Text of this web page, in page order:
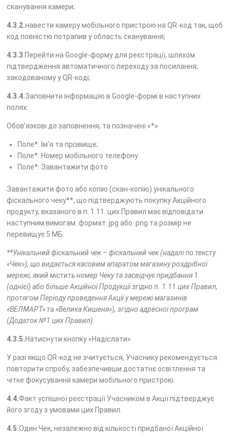
сканування камери;
4.3.2.навести камеру мобільного пристрою на QR-код так, щоб
код повністю потрапив у область сканування;
4.3.3 .Перейти на Google-форму для реєстрації, шляхом
підтвердження автоматичного переходу за посилання,
закодованому у QR-коді;
4.3.4.Заповнити інформацію в Google-формі в наступних
полях:
Обов’язкові до заповнення, та позначені «*»
Поле*: Ім’я та прізвище;
Поле*: Номер мобільного телефону
Поле*: Завантажити фото
Завантажити фото або копію (скан-копію) унікального
фіскального чеку**, що підтверджують покупку Акційного
продукту, вказаного в п. 1.11. цих Правил має відповідати
наступним вимогам: формат .jpg або .png та розмір не
перевищує 5 МБ.
**Унікальний фіскальний чек – фіскальний чек (надалі по тексту
«Чек»), що видається касовим апаратом магазину роздрібної
мережі, який містить номер Чеку та засвідчує придбання 1
(однієї) або більше Акційної Продукції згідно п. 1.11 цих Правил,
протягом Періоду проведення Акції у мережі магазинів
«ВЕЛМАРТ» та «Велика Кишеня»), згідно адресної програм
(Додаток №1 цих Правил).
4.3.5.Натиснути кнопку «Надіслати»
У разі якщо QR-код не зчитується, Учаснику рекомендується
повторити спробу, забезпечивши достатнє освітлення та
чітке фокусування камери мобільного пристрою.
4.4.Факт успішної реєстрації Учасником в Акції підтверджує
його згоду з умовами цих Правил.
4.5.Один Чек, незалежно від кількості придбаної Акційної